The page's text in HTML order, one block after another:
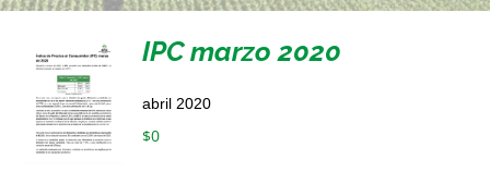
IPC marzo 2020
abril 2020
$0